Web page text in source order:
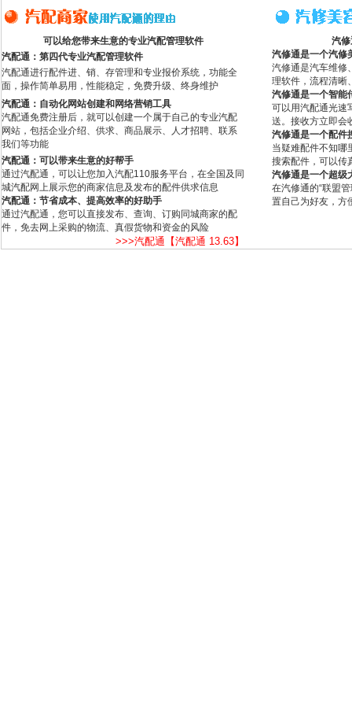
可以给您带来生意的专业汽配管理软件
汽配通：第四代专业汽配管理软件
汽配通进行配件进、销、存管理和专业报价系统，功能全
面，操作简单易用，性能稳定，免费升级、终身维护
汽配通：自动化网站创建和网络营销工具
汽配通免费注册后，就可以创建一个属于自己的专业汽配
网站，包括企业介绍、供求、商品展示、人才招聘、联系
我们等功能
汽配通：可以带来生意的好帮手
通过汽配通，可以让您加入汽配110服务平台，在全国及同
城汽配网上展示您的商家信息及发布的配件供求信息
汽配通：节省成本、提高效率的好助手
通过汽配通，您可以直接发布、查询、订购同城商家的配
件，免去网上采购的物流、真假货物和资金的风险
>>>汽配通【汽配通 13.63】
汽
汽修通是一个汽修
汽修通是汽车维修
理软件，流程清晰
汽修通是一个智能
可以用汽配通光速
送。接收方立即会
汽修通是一个配件
当疑难配件不知哪
搜索配件，可以传
汽修通是一个超级
在汽修通的“联盟
置自己为好友，方